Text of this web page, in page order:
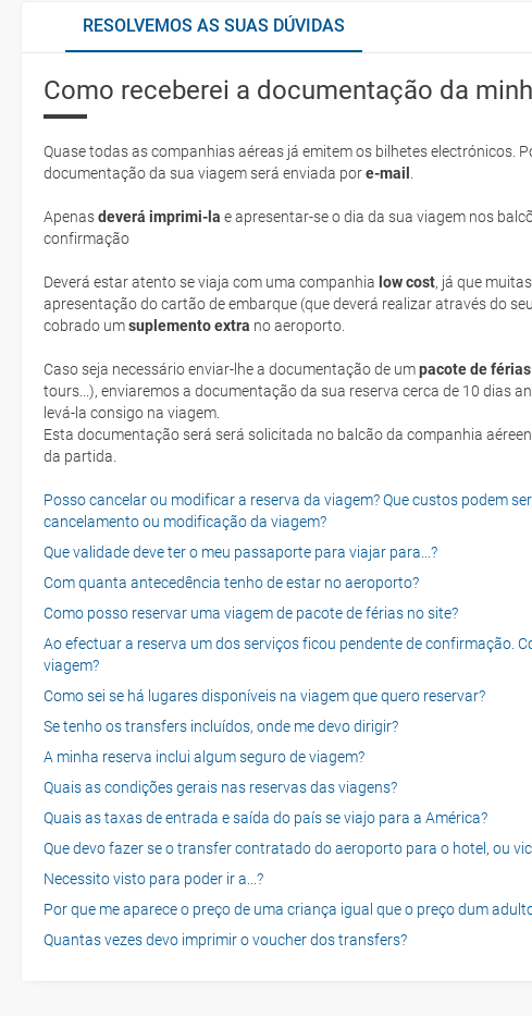
RESOLVEMOS AS SUAS DÚVIDAS
Como receberei a documentação da
Quase todas as companhias aéreas já emitem os bilhetes electrónicos.
documentação da sua viagem será enviada pore-mail
Apenasdeverá imprimi-la e apresentar-se o dia da sua viagem nos
confirmação
Deverá estar atento se viaja com uma companhia low cost, já que
apresentação do cartão de embarque (que deverá realizar através do
cobrado umsuplemento extra no aeroporto.
Caso seja necessário enviar-lhe a documentação de umpacote de férias
tours...), enviaremos a documentação da sua reserva cerca de 10 dias
levá-la consigo na viagem.
Esta documentação será será solicitada no balcão da companhia aéreen ao realizar o check-in no dia
da partida.
Posso cancelar ou modificar a reserva da viagem? Que custos podem
cancelamento ou modificação da viagem?
Que validade deve ter o meu passaporte para viajar para...?
Com quanta antecedência tenho de estar no aeroporto?
Como posso reservar uma viagem de pacote de férias no site?
Ao efectuar a reserva um dos serviços ficou pendente de confirmação.
viagem?
Como sei se há lugares disponíveis na viagem que quero reservar?
Se tenho os transfers incluídos, onde me devo dirigir?
A minha reserva inclui algum seguro de viagem?
Quais as condições gerais nas reservas das viagens?
Quais as taxas de entrada e saída do país se viajo para a América?
Que devo fazer se o transfer contratado do aeroporto para o hotel, ou
Necessito visto para poder ir a...?
Por que me aparece o preço de uma criança igual que o preço dum
Quantas vezes devo imprimir o voucher dos transfers?